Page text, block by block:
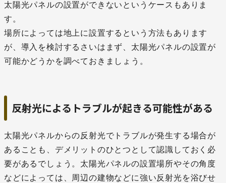
太陽光パネルの設置ができないというケースもありま
す。
場所によっては地上に設置するという方法もあります
が、導入を検討するさいはまず、太陽光パネルの設置が
可能かどうかを調べておきましょう。
反射光によるトラブルが起きる可能性がある
太陽光パネルからの反射光でトラブルが発生する場合が
あることも、デメリットのひとつとして認識しておく必
要があるでしょう。太陽光パネルの設置場所やその角度
などによっては、周辺の建物などに強い反射光を浴びせ